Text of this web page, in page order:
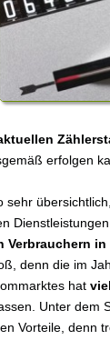
erfolgen
sehr
Verbrauchern in
denn die im
hat
Unter dem
Vorteile, denn